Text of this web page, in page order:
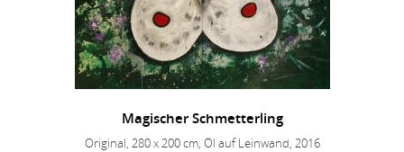
Magischer Schmetterling
Original, 280 x 200 cm, Öl auf Leinwand, 2016